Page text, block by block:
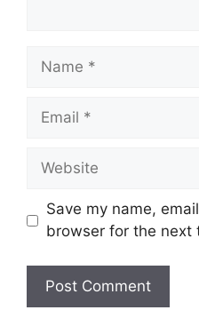
Save my name,
browser for the next